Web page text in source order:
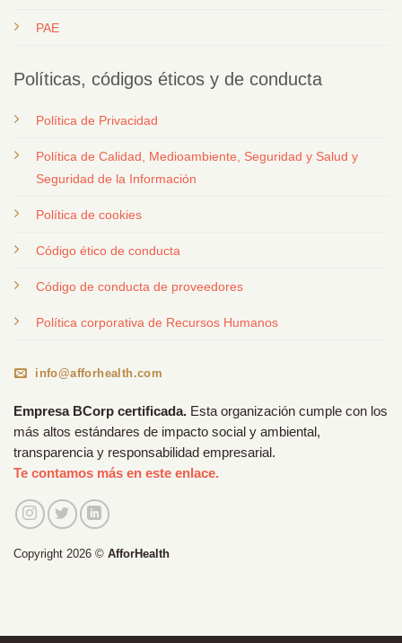
PAE
Políticas, códigos éticos y de conducta
Política de Privacidad
Política de Calidad, Medioambiente, Seguridad y Salud y
Seguridad de la Información
Política de cookies
Código ético de conducta
Código de conducta de proveedores
Política corporativa de Recursos Humanos
info@afforhealth.com
Empresa BCorp certificada. Esta organización cumple con los
más altos estándares de impacto social y ambiental,
transparencia y responsabilidad empresarial.
Te contamos más en este enlace.
Copyright 2026 © AfforHealth